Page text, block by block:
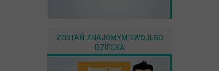
ZOSTAŃ ZNAJOMYM SWOJEGO
DZIECKA